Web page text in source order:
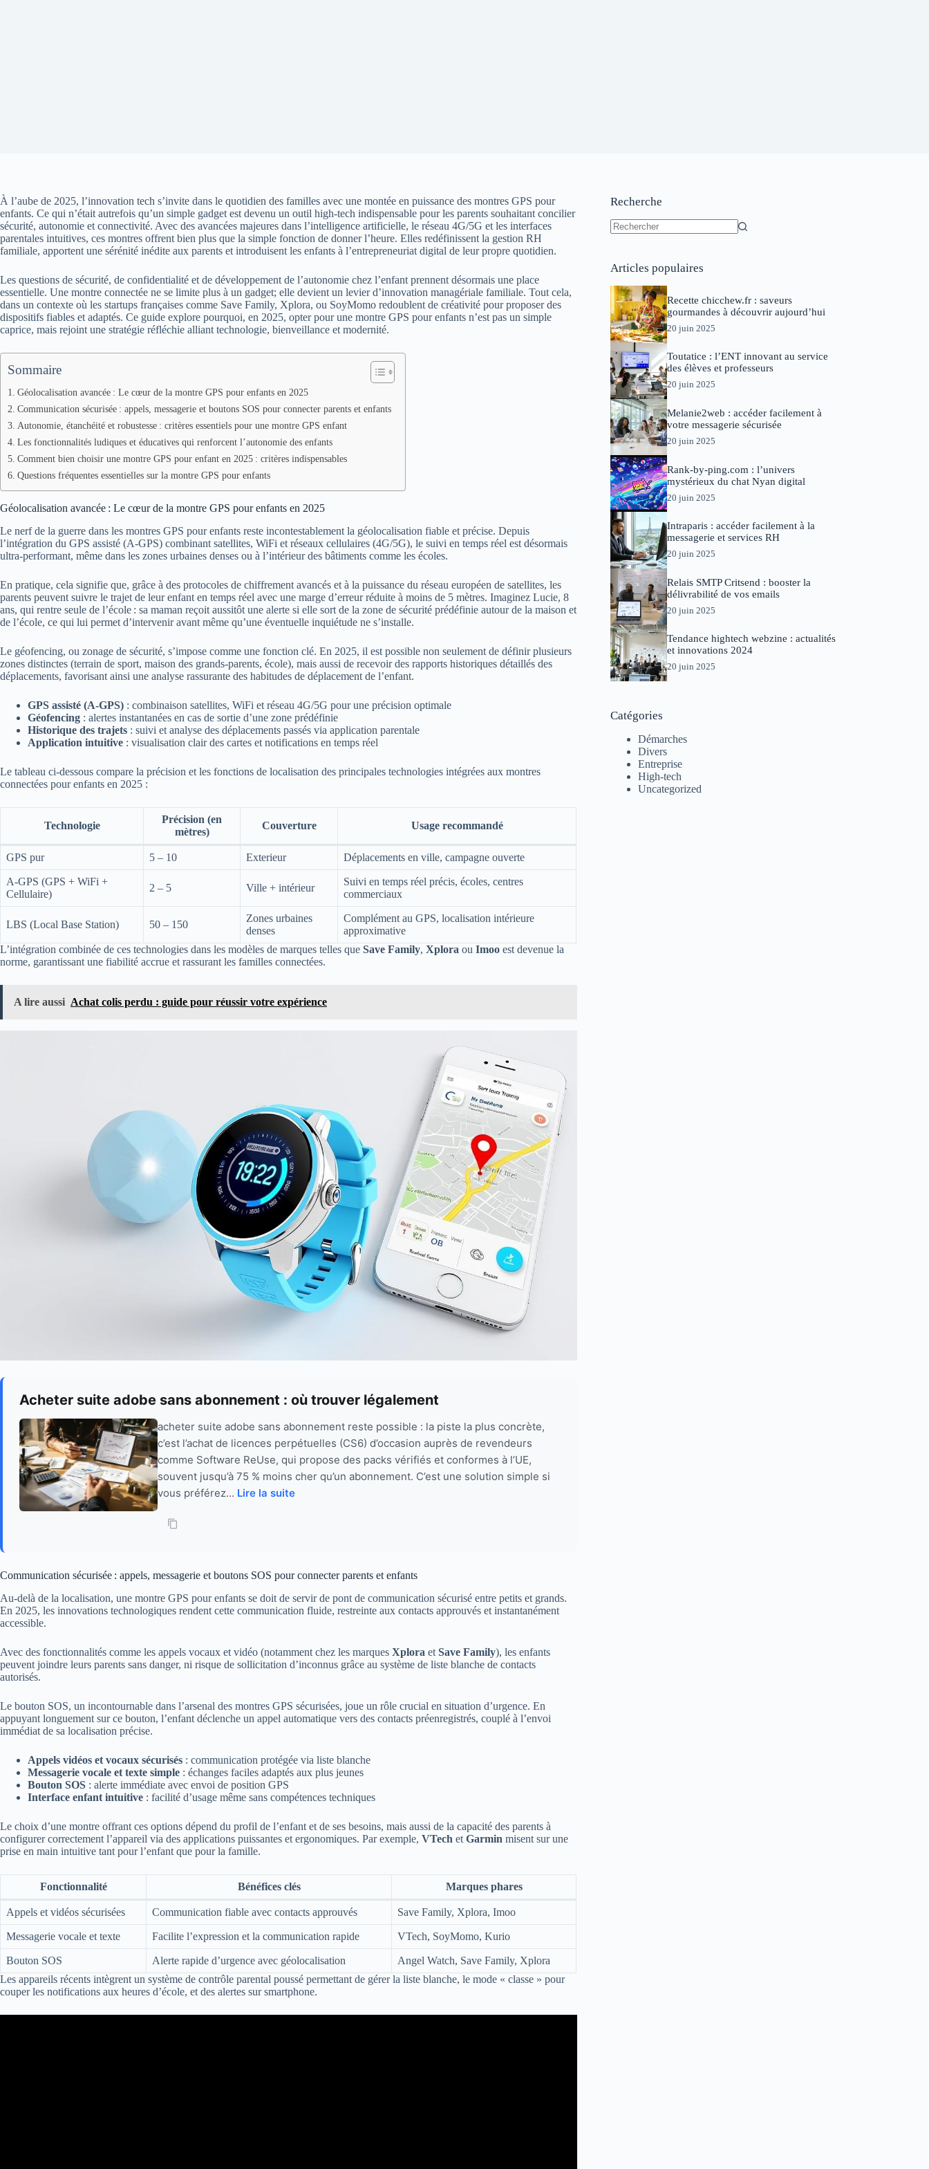
À l’aube de 2025, l’innovation tech s’invite dans le quotidien des familles avec une montée en puissance des montres GPS pour
enfants. Ce qui n’était autrefois qu’un simple gadget est devenu un outil high-tech indispensable pour les parents souhaitant concilier
sécurité, autonomie et connectivité. Avec des avancées majeures dans l’intelligence artificielle, le réseau 4G/5G et les interfaces
parentales intuitives, ces montres offrent bien plus que la simple fonction de donner l’heure. Elles redéfinissent la gestion RH
familiale, apportent une sérénité inédite aux parents et introduisent les enfants à l’entrepreneuriat digital de leur propre quotidien.
Les questions de sécurité, de confidentialité et de développement de l’autonomie chez l’enfant prennent désormais une place
essentielle. Une montre connectée ne se limite plus à un gadget; elle devient un levier d’innovation managériale familiale. Tout cela,
dans un contexte où les startups françaises comme Save Family, Xplora, ou SoyMomo redoublent de créativité pour proposer des
dispositifs fiables et adaptés. Ce guide explore pourquoi, en 2025, opter pour une montre GPS pour enfants n’est pas un simple
caprice, mais rejoint une stratégie réfléchie alliant technologie, bienveillance et modernité.
Sommaire
Géolocalisation avancée : Le cœur de la montre GPS pour enfants en 2025
Communication sécurisée : appels, messagerie et boutons SOS pour connecter parents et enfants
Autonomie, étanchéité et robustesse : critères essentiels pour une montre GPS enfant
Les fonctionnalités ludiques et éducatives qui renforcent l’autonomie des enfants
Comment bien choisir une montre GPS pour enfant en 2025 : critères indispensables
Questions fréquentes essentielles sur la montre GPS pour enfants
Géolocalisation avancée : Le cœur de la montre GPS pour enfants en 2025
Le nerf de la guerre dans les montres GPS pour enfants reste incontestablement la géolocalisation fiable et précise. Depuis
l’intégration du GPS assisté (A-GPS) combinant satellites, WiFi et réseaux cellulaires (4G/5G), le suivi en temps réel est désormais
ultra-performant, même dans les zones urbaines denses ou à l’intérieur des bâtiments comme les écoles.
En pratique, cela signifie que, grâce à des protocoles de chiffrement avancés et à la puissance du réseau européen de satellites, les
parents peuvent suivre le trajet de leur enfant en temps réel avec une marge d’erreur réduite à moins de 5 mètres. Imaginez Lucie, 8
ans, qui rentre seule de l’école : sa maman reçoit aussitôt une alerte si elle sort de la zone de sécurité prédéfinie autour de la maison et
de l’école, ce qui lui permet d’intervenir avant même qu’une éventuelle inquiétude ne s’installe.
Le géofencing, ou zonage de sécurité, s’impose comme une fonction clé. En 2025, il est possible non seulement de définir plusieurs
zones distinctes (terrain de sport, maison des grands-parents, école), mais aussi de recevoir des rapports historiques détaillés des
déplacements, favorisant ainsi une analyse rassurante des habitudes de déplacement de l’enfant.
GPS assisté (A-GPS) : combinaison satellites, WiFi et réseau 4G/5G pour une précision optimale
Géofencing : alertes instantanées en cas de sortie d’une zone prédéfinie
Historique des trajets : suivi et analyse des déplacements passés via application parentale
Application intuitive : visualisation clair des cartes et notifications en temps réel
Le tableau ci-dessous compare la précision et les fonctions de localisation des principales technologies intégrées aux montres
connectées pour enfants en 2025 :
Technologie
Précision (en
mètres)
Couverture Usage recommandé
GPS pur 5 – 10 Exterieur Déplacements en ville, campagne ouverte
A-GPS (GPS + WiFi +
Cellulaire)
2 – 5 Ville + intérieur
Suivi en temps réel précis, écoles, centres
commerciaux
LBS (Local Base Station) 50 – 150
Zones urbaines
denses
Complément au GPS, localisation intérieure
approximative
L’intégration combinée de ces technologies dans les modèles de marques telles que Save Family, Xplora ou Imoo est devenue la
norme, garantissant une fiabilité accrue et rassurant les familles connectées.
A lire aussi Achat colis perdu : guide pour réussir votre expérience
Acheter suite adobe sans abonnement : où trouver légalement
acheter suite adobe sans abonnement reste possible : la piste la plus concrète,
c’est l’achat de licences perpétuelles (CS6) d’occasion auprès de revendeurs
comme Software ReUse, qui propose des packs vérifiés et conformes à l’UE,
souvent jusqu’à 75 % moins cher qu’un abonnement. C’est une solution simple si
vous préférez... Lire la suite
Communication sécurisée : appels, messagerie et boutons SOS pour connecter parents et enfants
Au-delà de la localisation, une montre GPS pour enfants se doit de servir de pont de communication sécurisé entre petits et grands.
En 2025, les innovations technologiques rendent cette communication fluide, restreinte aux contacts approuvés et instantanément
accessible.
Avec des fonctionnalités comme les appels vocaux et vidéo (notamment chez les marques Xplora et Save Family), les enfants
peuvent joindre leurs parents sans danger, ni risque de sollicitation d’inconnus grâce au système de liste blanche de contacts
autorisés.
Le bouton SOS, un incontournable dans l’arsenal des montres GPS sécurisées, joue un rôle crucial en situation d’urgence. En
appuyant longuement sur ce bouton, l’enfant déclenche un appel automatique vers des contacts préenregistrés, couplé à l’envoi
immédiat de sa localisation précise.
Appels vidéos et vocaux sécurisés : communication protégée via liste blanche
Messagerie vocale et texte simple : échanges faciles adaptés aux plus jeunes
Bouton SOS : alerte immédiate avec envoi de position GPS
Interface enfant intuitive : facilité d’usage même sans compétences techniques
Le choix d’une montre offrant ces options dépend du profil de l’enfant et de ses besoins, mais aussi de la capacité des parents à
configurer correctement l’appareil via des applications puissantes et ergonomiques. Par exemple, VTech et Garmin misent sur une
prise en main intuitive tant pour l’enfant que pour la famille.
Fonctionnalité Bénéfices clés Marques phares
Appels et vidéos sécurisées Communication fiable avec contacts approuvés Save Family, Xplora, Imoo
Messagerie vocale et texte Facilite l’expression et la communication rapide VTech, SoyMomo, Kurio
Bouton SOS Alerte rapide d’urgence avec géolocalisation
Angel Watch, Save Family, Xplora
Les appareils récents intègrent un système de contrôle parental poussé permettant de gérer la liste blanche, le mode « classe » pour
couper les notifications aux heures d’école, et des alertes sur smartphone.
Recherche
Articles populaires
Recette chicchew.fr : saveurs
gourmandes à découvrir aujourd’hui
20 juin 2025
Toutatice : l’ENT innovant au service
des élèves et professeurs
20 juin 2025
Melanie2web : accéder facilement à
votre messagerie sécurisée
20 juin 2025
Rank-by-ping.com : l’univers
mystérieux du chat Nyan digital
20 juin 2025
Intraparis : accéder facilement à la
messagerie et services RH
20 juin 2025
Relais SMTP Critsend : booster la
délivrabilité de vos emails
20 juin 2025
Tendance hightech webzine : actualités
et innovations 2024
20 juin 2025
Catégories
Démarches
Divers
Entreprise
High-tech
Uncategorized